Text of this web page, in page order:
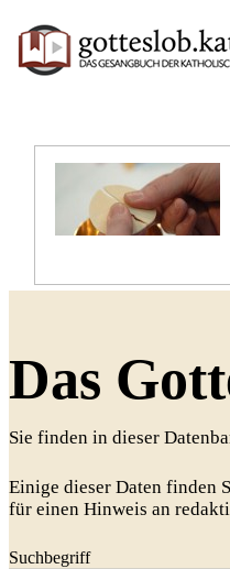
Das
Sie finden in dieser
Einige dieser Daten finden
für einen Hinweis an
Suchbegriff